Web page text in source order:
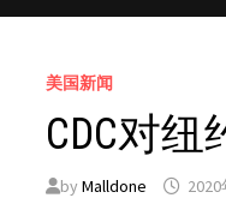
美国新闻
CDC对
byMalldone